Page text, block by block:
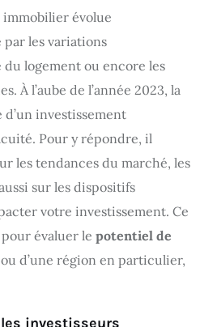
immobilier évolue
les variations
logement ou encore les
À l’aube de l’année 2023, la
investissement
Pour y répondre, il
les tendances du marché, les
sur les dispositifs
votre investissement. Ce
évaluer le potentiel de
ou d’une région en particulier,
investisseurs